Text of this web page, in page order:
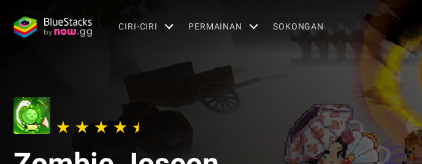
CIRI-CIRI PERMAINAN SOKONGAN